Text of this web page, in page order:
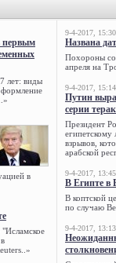
первым
лет: виды
в
"Исламское
9-4-2017, 15:30
Названа
Похороны
апреля на
9-4-2017, 15:14
Путин
серии
Президент
египетскому
взрывов,
арабской
9-4-2017, 13:45
В Египте в
В коптской
по случаю
9-4-2017, 13:13